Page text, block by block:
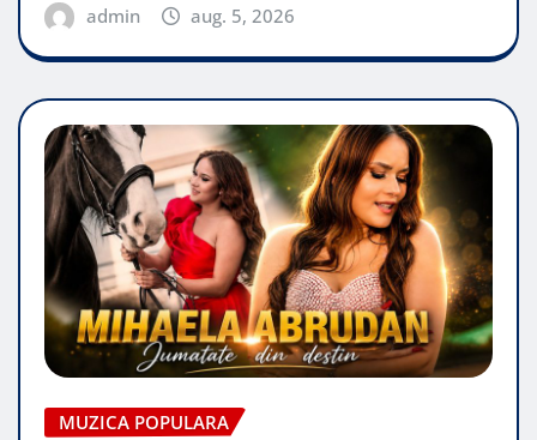
admin aug. 5, 2026
MUZICA POPULARA